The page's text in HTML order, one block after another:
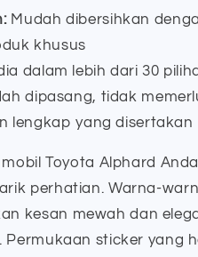
Mudah dibersihkan
khusus
dalam lebih dari 30
dipasang, tidak
lengkap yang disertakan
Toyota Alphard
perhatian. Warna-
kesan mewah dan
sticker yang